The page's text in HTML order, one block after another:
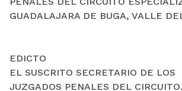
GUADALAJARA DE BUGA, VALLE
EDICTO
EL SUSCRITO SECRETARIO DE LOS
JUZGADOS PENALES DEL